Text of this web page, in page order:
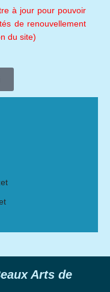
à jour pour pouvoir
de renouvellement
du site)
Arts de